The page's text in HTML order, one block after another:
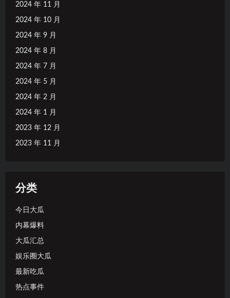
2024 年 11 月
2024 年 10 月
2024 年 9 月
2024 年 8 月
2024 年 7 月
2024 年 5 月
2024 年 2 月
2024 年 1 月
2023 年 12 月
2023 年 11 月
分类
今日大瓜
内幕爆料
大瓜汇总
娱乐圈大瓜
最新吃瓜
热点事件